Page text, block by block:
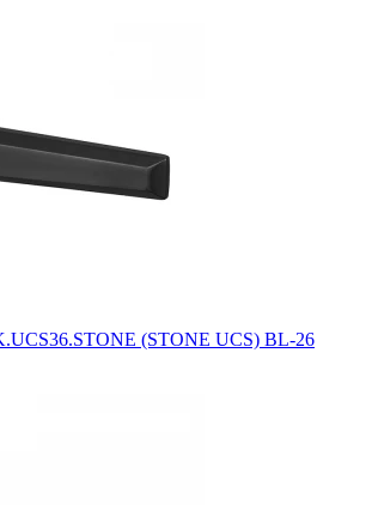
(STONE UCS) BL-26